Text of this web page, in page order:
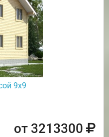
9х9
от 3213300